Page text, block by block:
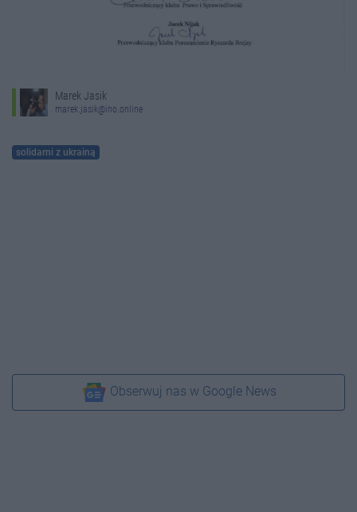
Marek Jasik
marek.jasik@ino.online
solidarni z ukrainą
Obserwuj nas w Google News